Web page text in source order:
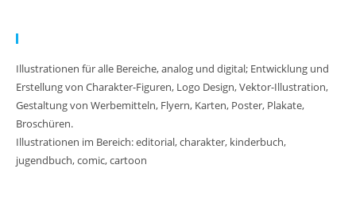
Illustrationen für alle Bereiche, analog und digital; Entwicklung und
Erstellung von Charakter-Figuren, Logo Design, Vektor-Illustration,
Gestaltung von Werbemitteln, Flyern, Karten, Poster, Plakate,
Broschüren.
Illustrationen im Bereich: editorial, charakter, kinderbuch,
jugendbuch, comic, cartoon